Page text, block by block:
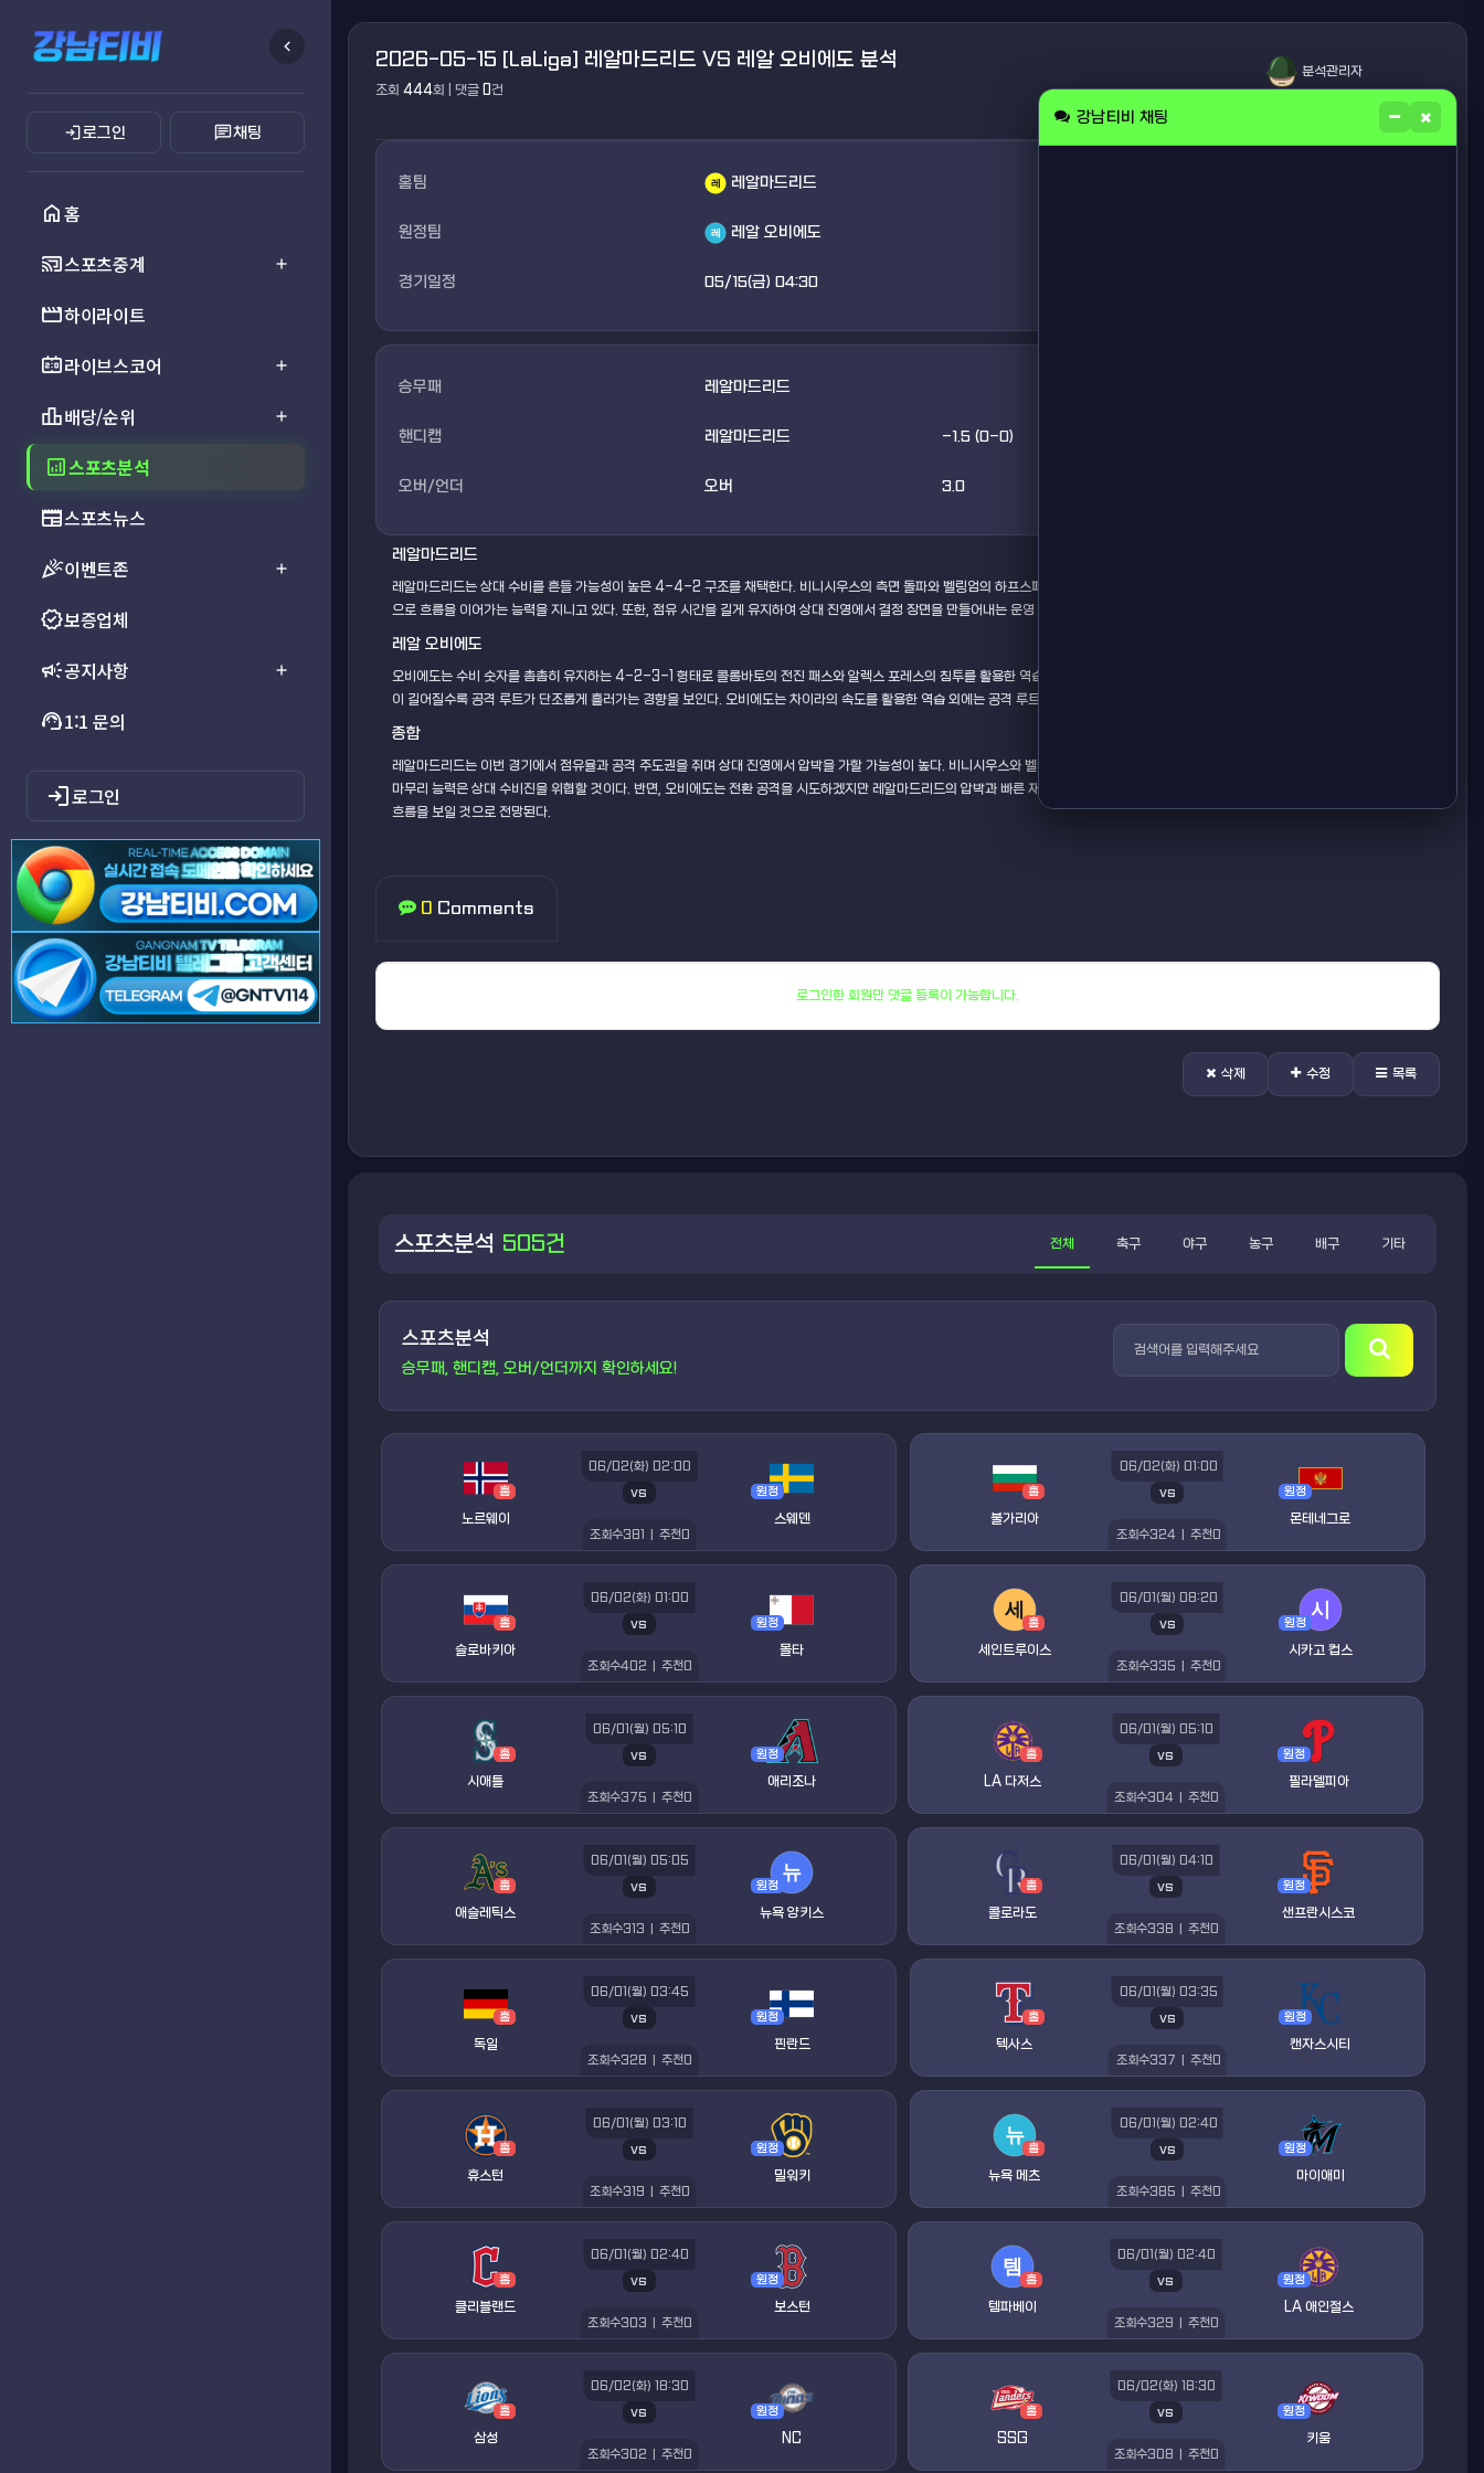
chevron_left
login로그인 chat채팅
home홈
cast_connected스포츠중계 add
movie하이라이트
scoreboard라이브스코어 add
leaderboard배당/순위 add
analytics스포츠분석
newspaper스포츠뉴스
celebration이벤트존 add
verified보증업체
campaign공지사항 add
support_agent1:1 문의
login로그인
2026-05-15 [LaLiga] 레알마드리드 VS 레알 오비에도 분석
조회 444회 댓글 0건
분석관리자
홈팀 레알마드리드
원정팀 레알 오비에도
경기일정 05/15(금) 04:30
승무패 레알마드리드
핸디캡 레알마드리드 -1.5 (0-0)
오버/언더 오버 3.0
레알마드리드
레알마드리드는 상대 수비를 흔들 가능성이 높은 4-4-2 구조를 채택한다. 비니시우스의 측면 돌파와 벨링엄의 하프스페이스 침투를 통해 세컨드라인 유효슈팅 기회를 만들어내며, 컷백 패턴
으로 흐름을 이어가는 능력을 지니고 있다. 또한, 점유 시간을 길게 유지하여 상대 진영에서 결정 장면을 만들어내는 운영 능력을 보유하고 있다.
레알 오비에도
오비에도는 수비 숫자를 촘촘히 유지하는 4-2-3-1 형태로 콜롬바토의 전진 패스와 알렉스 포레스의 침투를 활용한 역습을 시도한다. 그러나 레알마드리드의 전방 압박에 취약하며, 수비 시간
이 길어질수록 공격 루트가 단조롭게 흘러가는 경향을 보인다. 오비에도는 차이라의 속도를 활용한 역습 외에는 공격 루트가 다채롭지 않다.
종합
레알마드리드는 이번 경기에서 점유율과 공격 주도권을 쥐며 상대 진영에서 압박을 가할 가능성이 높다. 비니시우스와 벨링엄의 연계로 상대 수비를 혼란에 빠뜨릴 수 있으며, 곤살로 가르시아의
마무리 능력은 상대 수비진을 위협할 것이다. 반면, 오비에도는 전환 공격을 시도하겠지만 레알마드리드의 압박과 빠른 재정비 속도에 대비하기 어렵다. 따라서 경기는 레알마드리드가 주도하는
흐름을 보일 것으로 전망된다.
0 Comments
로그인한 회원만 댓글 등록이 가능합니다.
삭제 수정 목록
스포츠분석 505건 전체 축구 야구 농구 배구 기타
스포츠분석
승무패, 핸디캡, 오버/언더까지 확인하세요!
홈
노르웨이
vs 원정
스웨덴
06/02(화) 02:00
조회수381 추천 0
홈
불가리아
vs 원정
몬테네그로
06/02(화) 01:00
조회수324 추천 0
홈
슬로바키아
vs 원정
몰타
06/02(화) 01:00
조회수402 추천 0
홈
세인트루이스
vs 원정
시카고 컵스
06/01(월) 08:20
조회수335 추천 0
홈
시애틀
vs 원정
애리조나
06/01(월) 05:10
조회수375 추천 0
홈
LA 다저스
vs 원정
필라델피아
06/01(월) 05:10
조회수304 추천 0
홈
애슬레틱스
vs 원정
뉴욕 양키스
06/01(월) 05:05
조회수313 추천 0
홈
콜로라도
vs 원정
샌프란시스코
06/01(월) 04:10
조회수338 추천 0
홈
독일
vs 원정
핀란드
06/01(월) 03:45
조회수328 추천 0
홈
텍사스
vs 원정
캔자스시티
06/01(월) 03:35
조회수337 추천 0
홈
휴스턴
vs 원정
밀워키
06/01(월) 03:10
조회수319 추천 0
홈
뉴욕 메츠
vs 원정
마이애미
06/01(월) 02:40
조회수385 추천 0
홈
클리블랜드
vs 원정
보스턴
06/01(월) 02:40
조회수303 추천 0
홈
템파베이
vs 원정
LA 애인절스
06/01(월) 02:40
조회수329 추천 0
홈
삼성
vs 원정
NC
06/02(화) 18:30
조회수302 추천 0
홈
SSG
vs 원정
키움
06/02(화) 18:30
조회수308 추천 0
강남티비 채팅